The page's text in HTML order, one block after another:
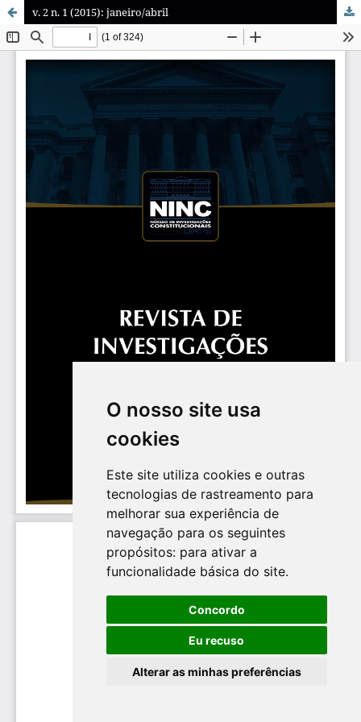
O nosso site usa
cookies
Este site utiliza cookies e outras
tecnologias de rastreamento para
melhorar sua experiência de
navegação para os seguintes
propósitos: para ativar a
funcionalidade básica do site.
Concordo
Eu recuso
Alterar as minhas preferências
v. 2 n. 1 (2015): janeiro/abril